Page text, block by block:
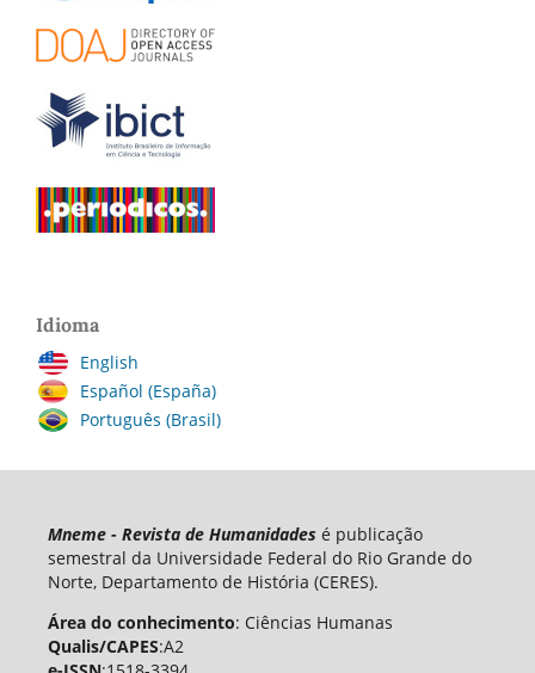
Idioma
English
Español (España)
Português (Brasil)
Mneme - Revista de Humanidades é publicação
semestral da Universidade Federal do Rio Grande do
Norte, Departamento de História (CERES).
Área do conhecimento: Ciências Humanas
Qualis/CAPES:A2